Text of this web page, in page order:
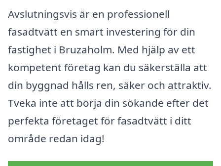
Avslutningsvis är en professionell
fasadtvätt en smart investering för din
fastighet i Bruzaholm. Med hjälp av ett
kompetent företag kan du säkerställa att
din byggnad hålls ren, säker och attraktiv.
Tveka inte att börja din sökande efter det
perfekta företaget för fasadtvätt i ditt
område redan idag!